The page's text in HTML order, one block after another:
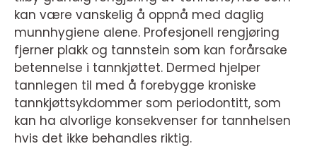
kan være vanskelig å oppnå med daglig
munnhygiene alene. Profesjonell rengjøring
fjerner plakk og tannstein som kan forårsake
betennelse i tannkjøttet. Dermed hjelper
tannlegen til med å forebygge kroniske
tannkjøttsykdommer som periodontitt, som
kan ha alvorlige konsekvenser for tannhelsen
hvis det ikke behandles riktig.